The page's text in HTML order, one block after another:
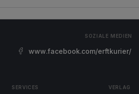
SOZIALE MEDIEN
www.facebook.com/erftkurier/
SERVICES VERLAG